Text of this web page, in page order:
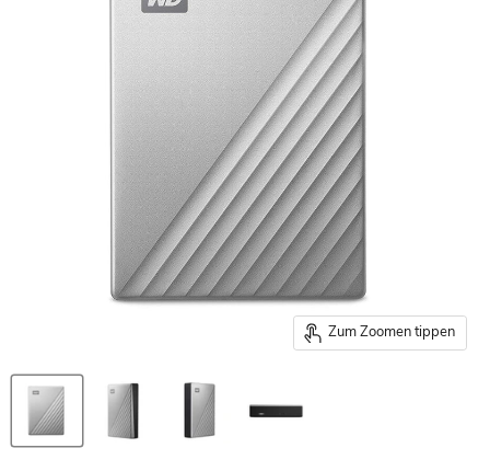
Zum Zoomen tippen